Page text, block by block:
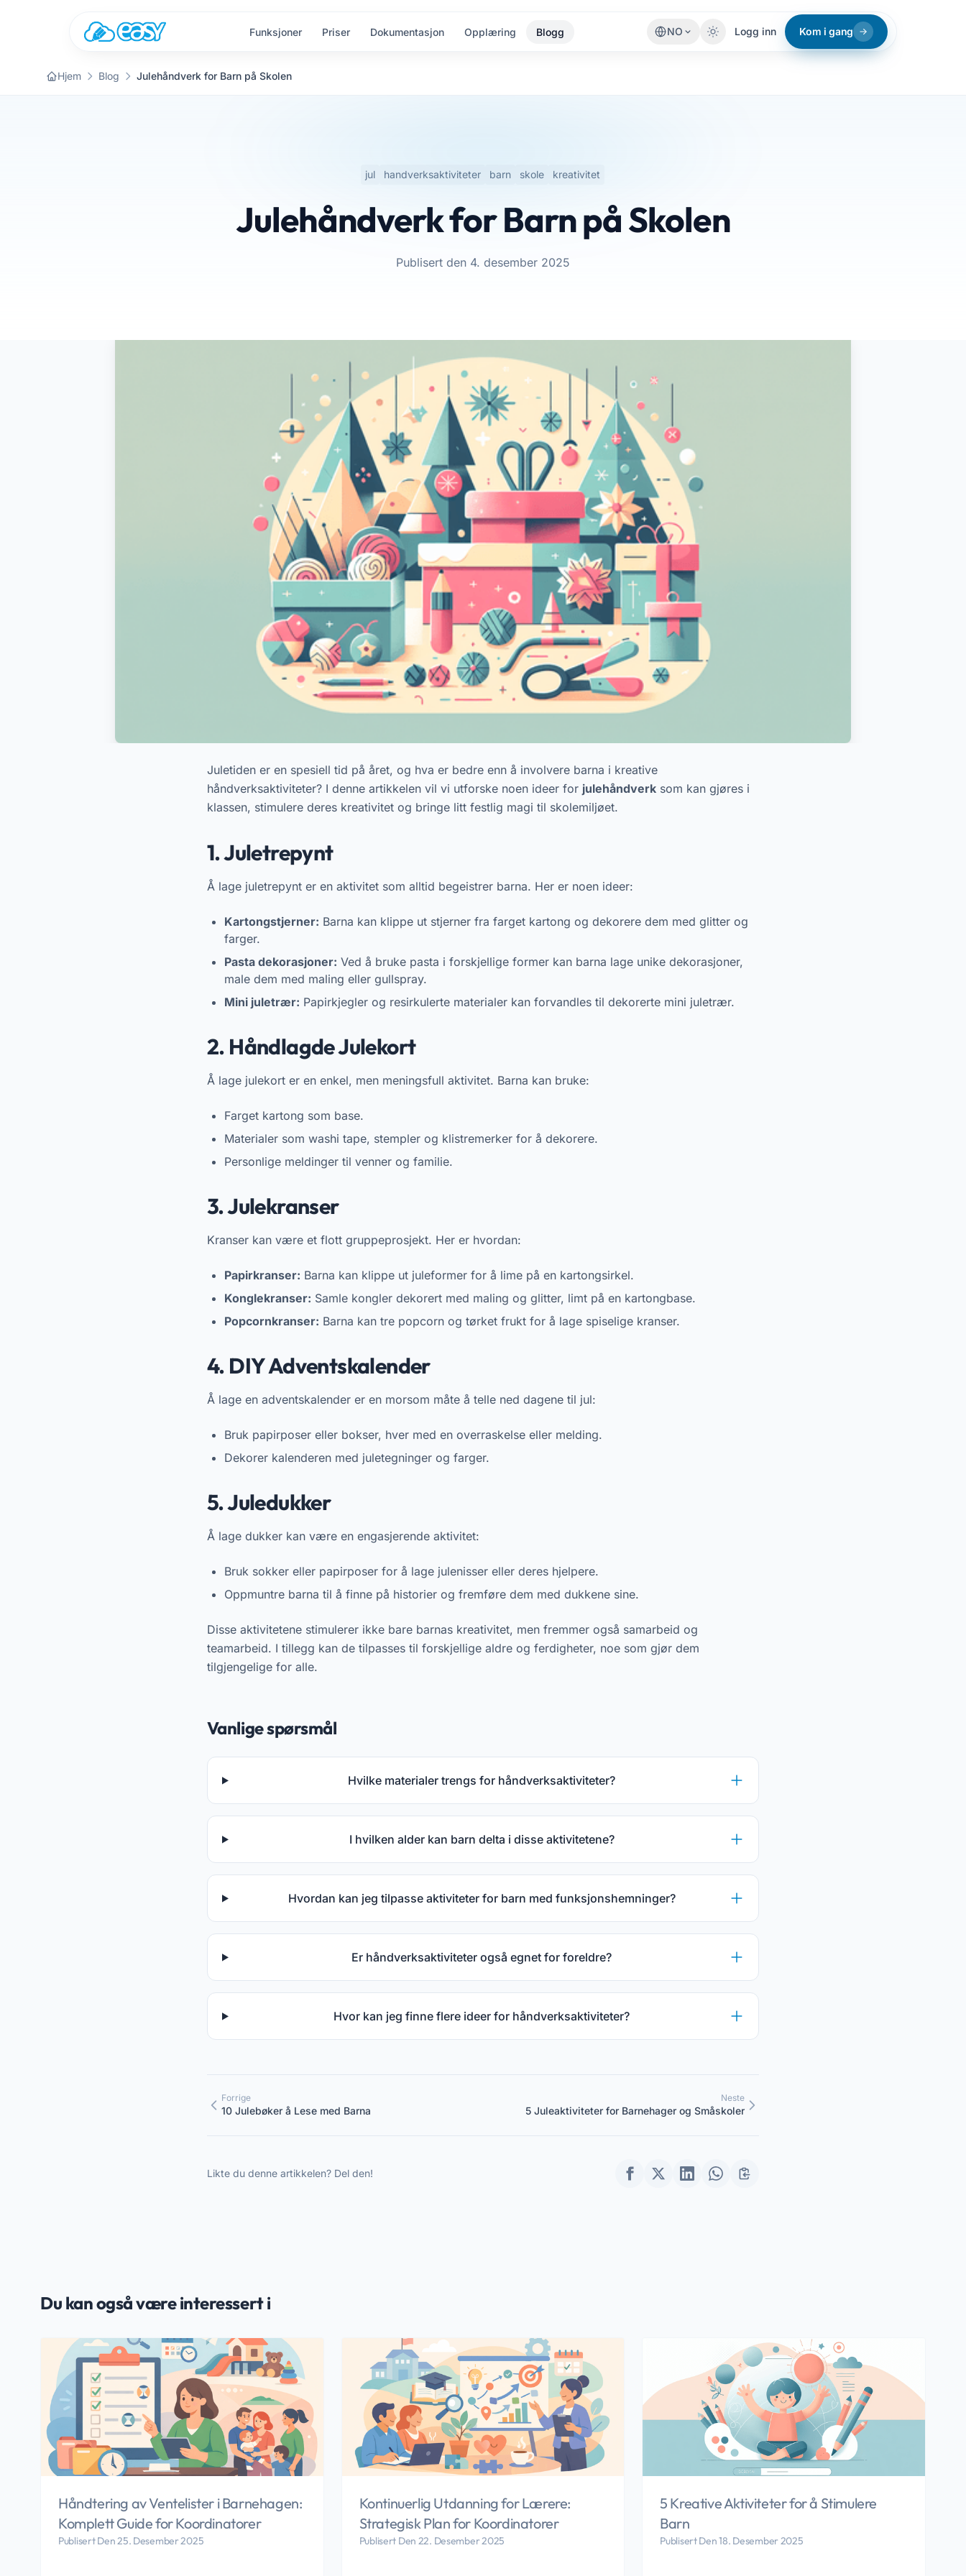
Funksjoner Priser Dokumentasjon Opplæring Blogg NO Logg inn Kom i gang
Hjem Blog Julehåndverk for Barn på Skolen
jul handverksaktiviteter barn skole kreativitet
Julehåndverk for Barn på Skolen
Publisert den 4. desember 2025
Juletiden er en spesiell tid på året, og hva er bedre enn å involvere barna i kreative
håndverksaktiviteter? I denne artikkelen vil vi utforske noen ideer for julehåndverksom kan gjøres i
klassen, stimulere deres kreativitet og bringe litt festlig magi til skolemiljøet.
1. Juletrepynt
Å lage juletrepynt er en aktivitet som alltid begeistrer barna. Her er noen ideer:
Kartongstjerner: Barna kan klippe ut stjerner fra farget kartong og dekorere dem med glitter og
farger.
Pasta dekorasjoner: Ved å bruke pasta i forskjellige former kan barna lage unike dekorasjoner,
male dem med maling eller gullspray.
Mini juletrær: Papirkjegler og resirkulerte materialer kan forvandles til dekorerte mini juletrær.
2. Håndlagde Julekort
Å lage julekort er en enkel, men meningsfull aktivitet. Barna kan bruke:
Farget kartong som base.
Materialer som washi tape, stempler og klistremerker for å dekorere.
Personlige meldinger til venner og familie.
3. Julekranser
Kranser kan være et flott gruppeprosjekt. Her er hvordan:
Papirkranser: Barna kan klippe ut juleformer for å lime på en kartongsirkel.
Konglekranser: Samle kongler dekorert med maling og glitter, limt på en kartongbase.
Popcornkranser: Barna kan tre popcorn og tørket frukt for å lage spiselige kranser.
4. DIY Adventskalender
Å lage en adventskalender er en morsom måte å telle ned dagene til jul:
Bruk papirposer eller bokser, hver med en overraskelse eller melding.
Dekorer kalenderen med juletegninger og farger.
5. Juledukker
Å lage dukker kan være en engasjerende aktivitet:
Bruk sokker eller papirposer for å lage julenisser eller deres hjelpere.
Oppmuntre barna til å finne på historier og fremføre dem med dukkene sine.
Disse aktivitetene stimulerer ikke bare barnas kreativitet, men fremmer også samarbeid og
teamarbeid. I tillegg kan de tilpasses til forskjellige aldre og ferdigheter, noe som gjør dem
tilgjengelige for alle.
Vanlige spørsmål
Hvilke materialer trengs for håndverksaktiviteter?
I hvilken alder kan barn delta i disse aktivitetene?
Hvordan kan jeg tilpasse aktiviteter for barn med funksjonshemninger?
Er håndverksaktiviteter også egnet for foreldre?
Hvor kan jeg finne flere ideer for håndverksaktiviteter?
Forrige
10 Julebøker å Lese med Barna
Neste
5 Juleaktiviteter for Barnehager og Småskoler
Likte du denne artikkelen? Del den!
Du kan også være interessert i
Håndtering av Ventelister i Barnehagen:
Komplett Guide for Koordinatorer
Publisert Den 25. Desember 2025
Kontinuerlig Utdanning for Lærere:
Strategisk Plan for Koordinatorer
Publisert Den 22. Desember 2025
5 Kreative Aktiviteter for å Stimulere
Barn
Publisert Den 18. Desember 2025